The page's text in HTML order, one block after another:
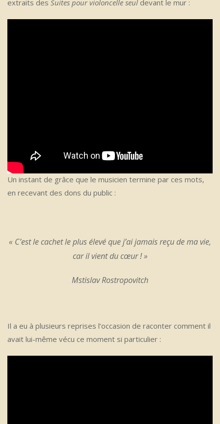
extraits des Suites pour violoncelle seul devant le mur :
Un instant de grâce que le musicien termine par ces mots,
en recevant des dons du public :
« C’est le cachet le plus élevé que j’ai jamais reçu de ma vie,
car il vient du cœur ! »
Mstislav Rostropovitch
Il a eu à plusieurs reprises l’occasion de raconter comment il
avait lui-même vécu ce moment si particulier :